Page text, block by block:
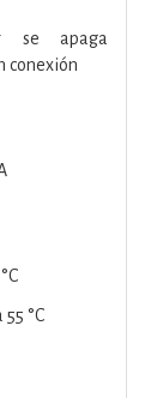
se apaga
conexión
°C